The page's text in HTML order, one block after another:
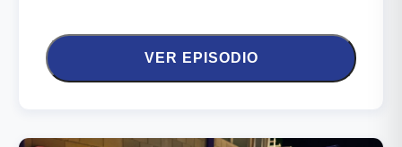
VER EPISODIO